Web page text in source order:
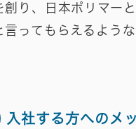
創り、日本ポリマー
言ってもらえるよう
入社する方へのメ